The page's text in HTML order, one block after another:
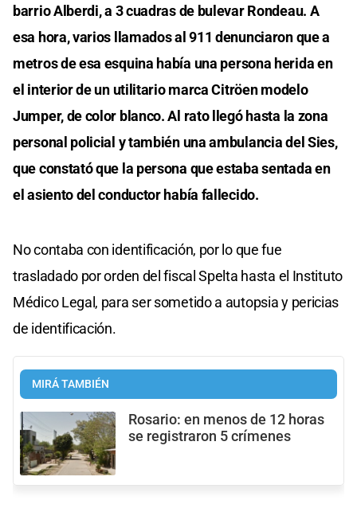
barrio Alberdi, a 3 cuadras de bulevar Rondeau. A
esa hora, varios llamados al 911 denunciaron que a
metros de esa esquina había una persona herida en
el interior de un utilitario marca Citröen modelo
Jumper, de color blanco. Al rato llegó hasta la zona
personal policial y también una ambulancia del Sies,
que constató que la persona que estaba sentada en
el asiento del conductor había fallecido.
No contaba con identificación, por lo que fue
trasladado por orden del fiscal Spelta hasta el Instituto
Médico Legal, para ser sometido a autopsia y pericias
de identificación.
MIRÁ TAMBIÉN
Rosario: en menos de 12 horas
se registraron 5 crímenes